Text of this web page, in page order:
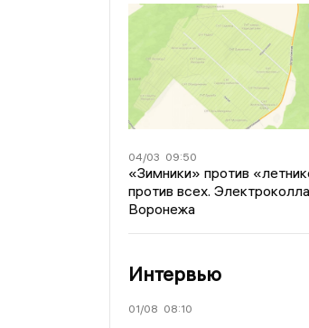
04/03 09:50
«Зимники» против
против всех.
Воронежа
Интервью
01/08 08:10